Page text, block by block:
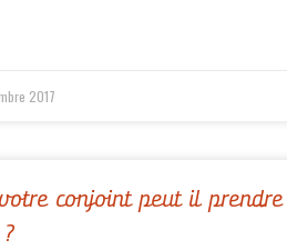
2017
conjoint peut il